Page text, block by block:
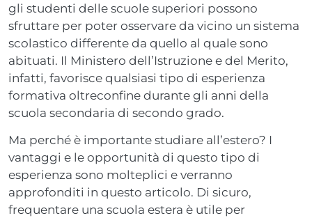
gli studenti delle scuole superiori possono
sfruttare per poter osservare da vicino un sistema
scolastico differente da quello al quale sono
abituati. Il Ministero dell’Istruzione e del Merito,
infatti, favorisce qualsiasi tipo di esperienza
formativa oltreconfine durante gli anni della
scuola secondaria di secondo grado.
Ma perché è importante studiare all’estero? I
vantaggi e le opportunità di questo tipo di
esperienza sono molteplici e verranno
approfonditi in questo articolo. Di sicuro,
frequentare una scuola estera è utile per